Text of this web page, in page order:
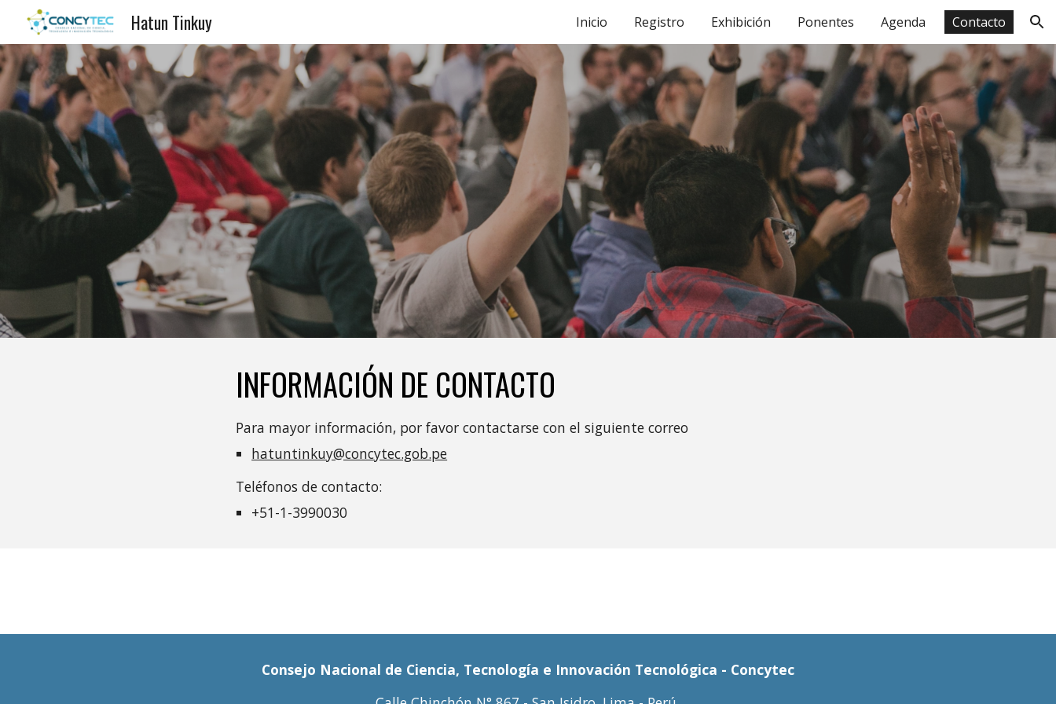
Skip to navigation
Hatun Tinkuy Inicio Registro Exhibición Ponentes Agenda Contacto
INFORMACIÓN DE CONTACTO
Para mayor información, por favor contactarse con el siguiente correo
hatuntinkuy@concytec.gob.pe
Teléfonos de contacto:
+51-1-​3990030
Consejo Nacional de Ciencia, Tecnología e Innovación Tecnológica - Concytec